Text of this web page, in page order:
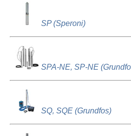
SP (Speroni)
SPA-NE, SP-NE
SQ, SQE (Grundfos)